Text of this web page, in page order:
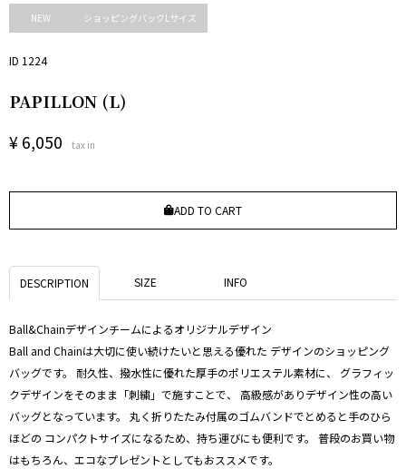
NEW ショッピングバックLサイズ
ID 1224
PAPILLON (L)
¥6,050 tax in
ADD TO CART
DESCRIPTION SIZE INFO
Ball&Chainデザインチームによるオリジナルデザイン
Ball and Chainは大切に使い続けたいと思える優れた デザインのショッピング
バッグです。 耐久性、撥水性に優れた厚手のポリエステル素材に、 グラフィッ
クデザインをそのまま「刺繍」で施すことで、 高級感がありデザイン性の高い
バッグとなっています。 丸く折りたたみ付属のゴムバンドでとめると手のひら
ほどの コンパクトサイズになるため、持ち運びにも便利です。 普段のお買い物
はもちろん、エコなプレゼントとしてもおススメです。